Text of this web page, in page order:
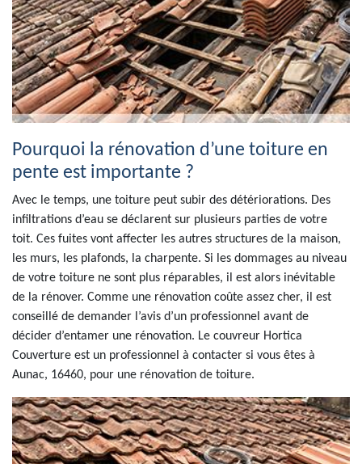
Pourquoi la rénovation d’une toiture en
pente est importante ?
Avec le temps, une toiture peut subir des détériorations. Des
infiltrations d’eau se déclarent sur plusieurs parties de votre
toit. Ces fuites vont affecter les autres structures de la maison,
les murs, les plafonds, la charpente. Si les dommages au niveau
de votre toiture ne sont plus réparables, il est alors inévitable
de la rénover. Comme une rénovation coûte assez cher, il est
conseillé de demander l’avis d’un professionnel avant de
décider d’entamer une rénovation. Le couvreur Hortica
Couverture est un professionnel à contacter si vous êtes à
Aunac, 16460, pour une rénovation de toiture.